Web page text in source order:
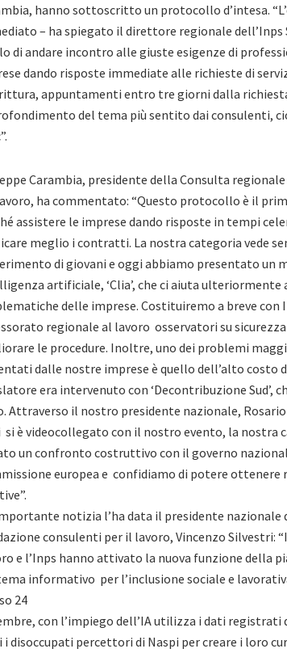
hanno sottoscritto un protocollo d’intesa.
– ha spiegato il direttore regionale dell’Inps
di andare incontro alle giuste esigenze di
dando risposte immediate alle richieste di
appuntamenti entro tre giorni dalla
del tema più sentito dai consulenti,
Carambia, presidente della Consulta
ha commentato: “Questo protocollo è il
assistere le imprese dando risposte in tempi
meglio i contratti. La nostra categoria vede
di giovani e oggi abbiamo presentato un
artificiale, ‘Clia’, che ci aiuta ulteriormente
delle imprese. Costituiremo a breve con
regionale al lavoro osservatori su
le procedure. Inoltre, uno dei problemi
dalle nostre imprese è quello dell’alto costo
era intervenuto con ‘Decontribuzione Sud’,
Attraverso il nostro presidente nazionale, Rosario
si è videocollegato con il nostro evento, la nostra
un confronto costruttivo con il governo
europea e confidiamo di potere ottenere
notizia l’ha data il presidente nazionale
consulenti per il lavoro, Vincenzo Silvestri:
e l’Inps hanno attivato la nuova funzione della
informativo per l’inclusione sociale e
24
con l’impiego dell’IA utilizza i dati registrati
disoccupati percettori di Naspi per creare i loro